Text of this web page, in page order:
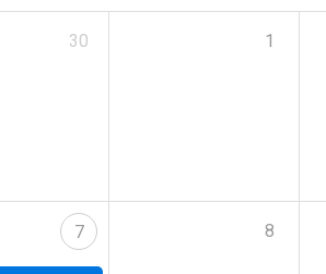
30 1
7 8